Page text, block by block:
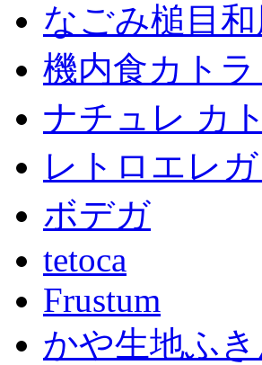
なごみ槌目
機内食カト
ナチュレ カ
レトロエレ
ボデガ
tetoca
Frustum
かや生地ふき